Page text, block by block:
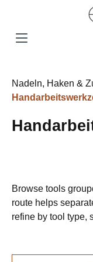
Zum Hauptinhalt
Nadeln, Haken &
Browse tools
route helps
refine by tool type,